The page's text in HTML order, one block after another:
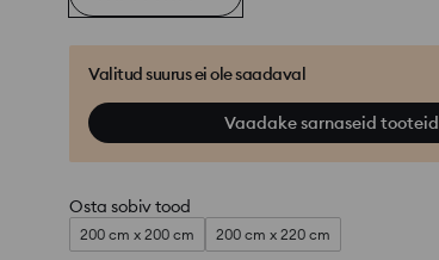
Valitud suurus ei ole saadaval
Vaadake sarnaseid tooteid
Osta sobiv tood
200 cm x 200 cm 200 cm x 220 cm